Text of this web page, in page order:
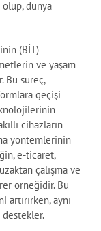
olup, dünya
(BİT)
ve yaşam
Bu süreç,
geçişi
cihazların
yöntemlerinin
e-ticaret,
çalışma ve
örneğidir. Bu
aynı